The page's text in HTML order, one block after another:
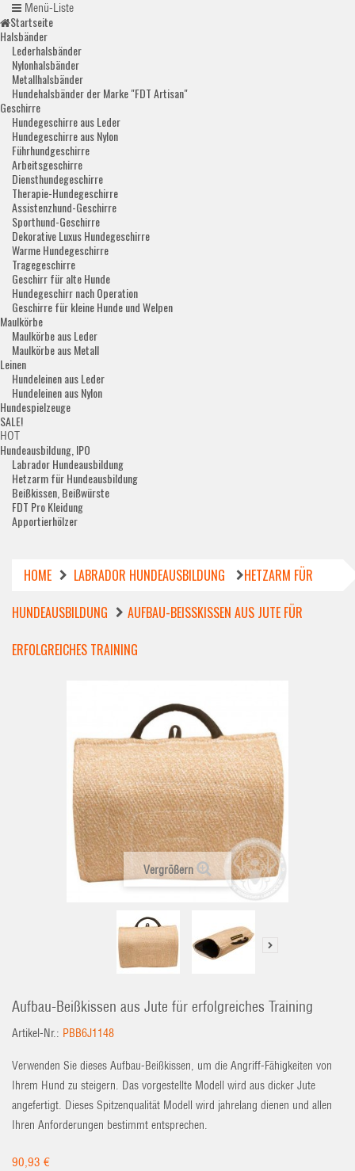
Menü-Liste
Startseite
Halsbänder
Lederhalsbänder
Nylonhalsbänder
Metallhalsbänder
Hundehalsbänder der Marke "FDT Artisan"
Geschirre
Hundegeschirre aus Leder
Hundegeschirre aus Nylon
Führhundgeschirre
Arbeitsgeschirre
Diensthundegeschirre
Therapie-Hundegeschirre
Assistenzhund-Geschirre
Sporthund-Geschirre
Dekorative Luxus Hundegeschirre
Warme Hundegeschirre
Tragegeschirre
Geschirr für alte Hunde
Hundegeschirr nach Operation
Geschirre für kleine Hunde und Welpen
Maulkörbe
Maulkörbe aus Leder
Maulkörbe aus Metall
Leinen
Hundeleinen aus Leder
Hundeleinen aus Nylon
Hundespielzeuge
SALE!
HOT
Hundeausbildung, IPO
Labrador Hundeausbildung
Hetzarm für Hundeausbildung
Beißkissen, Beißwürste
FDT Pro Kleidung
Apportierhölzer
HOME LABRADOR HUNDEAUSBILDUNG
HETZARM FÜR
HUNDEAUSBILDUNG
AUFBAU-BEISSKISSEN AUS JUTE FÜR E
RFOLGREICHES TRAINING
Vergrößern
Aufbau-Beißkissen aus Jute für erfolgreiches Training
Artikel-Nr.: PBB6J1148
Verwenden Sie dieses Aufbau-Beißkissen, um die Angriff-Fähigkeiten von
Ihrem Hund zu steigern. Das vorgestellte Modell wird aus dicker Jute
angefertigt. Dieses Spitzenqualität Modell wird jahrelang dienen und allen
Ihren Anforderungen bestimmt entsprechen.
90,93 €